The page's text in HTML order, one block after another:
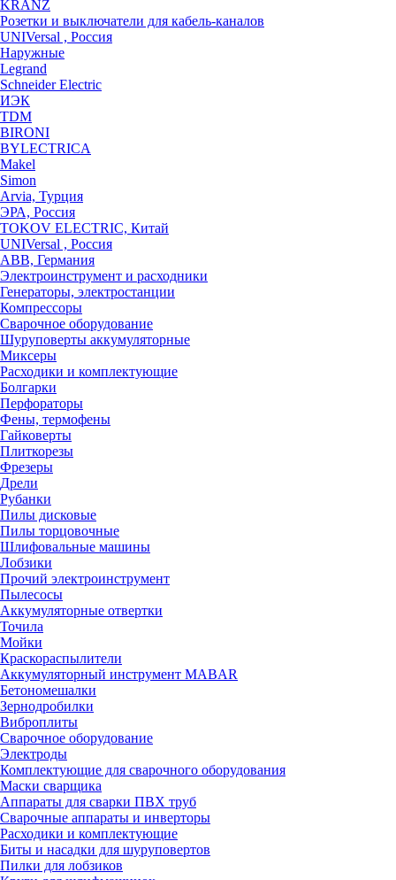
KRANZ
Розетки и выключатели для кабель-каналов
UNIVersal , Россия
Наружные
Legrand
Schneider Electric
ИЭК
TDM
BIRONI
BYLECTRICA
Makel
Simon
Arvia, Турция
ЭРА, Россия
TOKOV ELECTRIC, Китай
UNIVersal , Россия
ABB, Германия
Электроинструмент и расходники
Генераторы, электростанции
Компрессоры
Сварочное оборудование
Шуруповерты аккумуляторные
Миксеры
Расходики и комплектующие
Болгарки
Перфораторы
Фены, термофены
Гайковерты
Плиткорезы
Фрезеры
Дрели
Рубанки
Пилы дисковые
Пилы торцовочные
Шлифовальные машины
Лобзики
Прочий электроинструмент
Пылесосы
Аккумуляторные отвертки
Точила
Мойки
Краскораспылители
Аккумуляторный инструмент MABAR
Бетономешалки
Зернодробилки
Виброплиты
Сварочное оборудование
Электроды
Комплектующие для сварочного оборудования
Маски сварщика
Аппараты для сварки ПВХ труб
Сварочные аппараты и инверторы
Расходики и комплектующие
Биты и насадки для шуруповертов
Пилки для лобзиков